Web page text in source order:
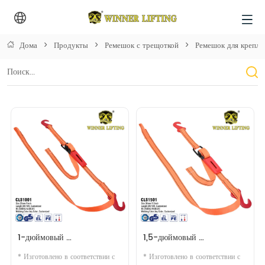
Дома > Продукты > Ремешок с трещоткой > Ремешок для
1-дюймовый
автомобильный ремешок
* Изготовлено в соответствии с
1,5-дюймовый
автомобильный ремешок
* Изготовлено в соответствии с